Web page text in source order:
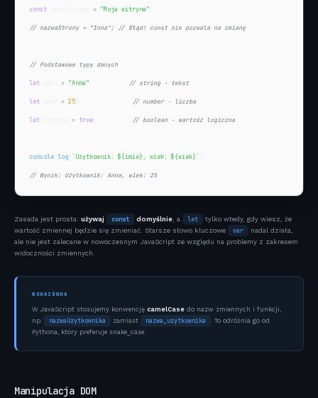
const = "Moja witryna"
// nazwaStrony = "Inna"; // Błąd! const nie pozwala na zmianę
// Podstawowe typy danych
let = "Anna" // string - tekst
let = 25 // number - liczba
let = true // boolean - wartość logiczna
console log `Użytkownik: ${imie} , wiek: ${wiek} `
// Wynik: Użytkownik: Anna, wiek: 25
Zasada jest prosta: używaj const domyślnie , a let
tylko wtedy, gdy wiesz, że
wartość zmiennej będzie się zmieniać. Starsze słowo kluczowe
var
nadal działa,
ale nie jest zalecane w nowoczesnym JavaScript ze względu na problemy z zakresem
widoczności zmiennych.
WSKAZÓWKA
W JavaScript stosujemy konwencję camelCase do nazw zmiennych i funkcji,
np.
nazwaUzytkownika zamiast nazwa_uzytkownika
. To odróżnia go od
Pythona, który preferuje snake_case.
Manipulacja DOM